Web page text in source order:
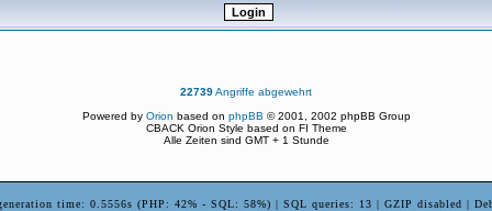
22739Angriffe abgewehrt
Powered by Orion based on phpBB © 2001, 2002 phpBB Group
CBACK Orion Style based on FI Theme
Alle Zeiten sind GMT + 1 Stunde
time: 0.5556s (PHP: 42% - SQL: 58%) | SQL queries: 13 | GZIP disabled |